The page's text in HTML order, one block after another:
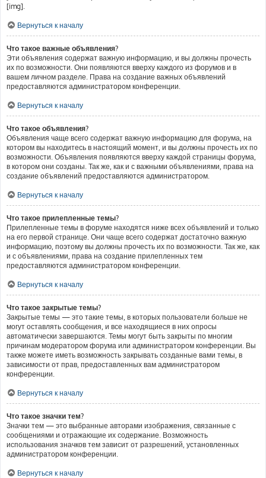
[img].
Вернуться к началу
Что такое важные объявления?
Эти объявления содержат важную информацию, и вы должны прочесть
их по возможности. Они появляются вверху каждого из форумов и в
вашем личном разделе. Права на создание важных объявлений
предоставляются администратором конференции.
Вернуться к началу
Что такое объявления?
Объявления чаще всего содержат важную информацию для форума, на
котором вы находитесь в настоящий момент, и вы должны прочесть их по
возможности. Объявления появляются вверху каждой страницы форума,
в котором они созданы. Так же, как и с важными объявлениями, права на
создание объявлений предоставляются администратором.
Вернуться к началу
Что такое прилепленные темы?
Прилепленные темы в форуме находятся ниже всех объявлений и только
на его первой странице. Они чаще всего содержат достаточно важную
информацию, поэтому вы должны прочесть их по возможности. Так же, как
и с объявлениями, права на создание прилепленных тем
предоставляются администратором конференции.
Вернуться к началу
Что такое закрытые темы?
Закрытые темы — это такие темы, в которых пользователи больше не
могут оставлять сообщения, и все находящиеся в них опросы
автоматически завершаются. Темы могут быть закрыты по многим
причинам модератором форума или администратором конференции. Вы
также можете иметь возможность закрывать созданные вами темы, в
зависимости от прав, предоставленных вам администратором
конференции.
Вернуться к началу
Что такое значки тем?
Значки тем — это выбранные авторами изображения, связанные с
сообщениями и отражающие их содержание. Возможность
использования значков тем зависит от разрешений, установленных
администратором конференции.
Вернуться к началу